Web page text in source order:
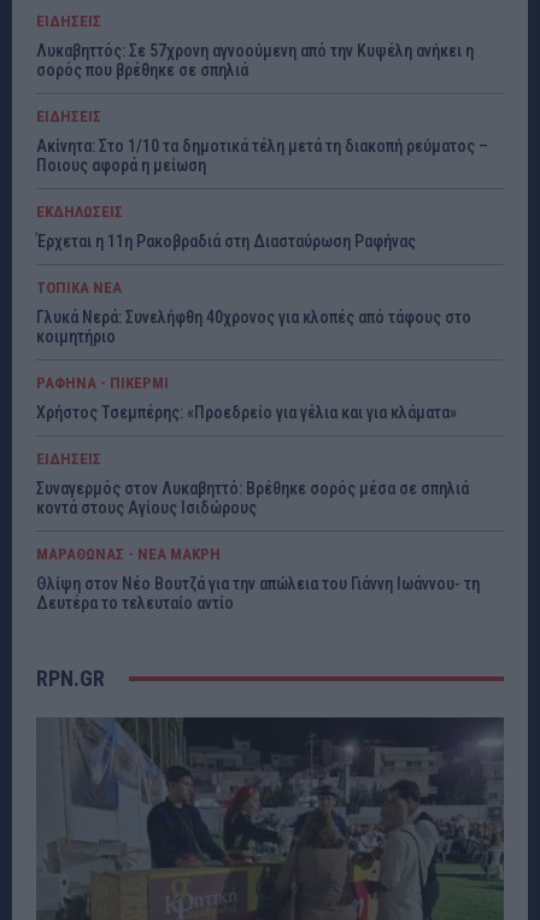
ΕΙΔΗΣΕΙΣ
Λυκαβηττός: Σε 57χρονη αγνοούμενη από την Κυψέλη ανήκει η
σορός που βρέθηκε σε σπηλιά
ΕΙΔΗΣΕΙΣ
Ακίνητα: Στο 1/10 τα δημοτικά τέλη μετά τη διακοπή ρεύματος –
Ποιους αφορά η μείωση
ΕΚΔΗΛΩΣΕΙΣ
Έρχεται η 11η Ρακοβραδιά στη Διασταύρωση Ραφήνας
ΤΟΠΙΚΑ ΝΕΑ
Γλυκά Νερά: Συνελήφθη 40χρονος για κλοπές από τάφους στο
κοιμητήριο
ΡΑΦΗΝΑ - ΠΙΚΕΡΜΙ
Χρήστος Τσεμπέρης: «Προεδρείο για γέλια και για κλάματα»
ΕΙΔΗΣΕΙΣ
Συναγερμός στον Λυκαβηττό: Βρέθηκε σορός μέσα σε σπηλιά
κοντά στους Αγίους Ισιδώρους
ΜΑΡΑΘΩΝΑΣ - ΝΕΑ ΜΑΚΡΗ
Θλίψη στον Νέο Βουτζά για την απώλεια του Γιάννη Ιωάννου- τη
Δευτέρα το τελευταίο αντίο
RPN.GR